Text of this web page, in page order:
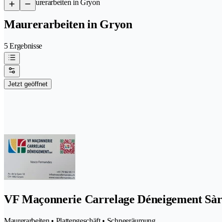
/Maurerarbeiten in Gryon
Maurerarbeiten in Gryon
5 Ergebnisse
Jetzt geöffnet
VF Maçonnerie Carrelage Déneigement